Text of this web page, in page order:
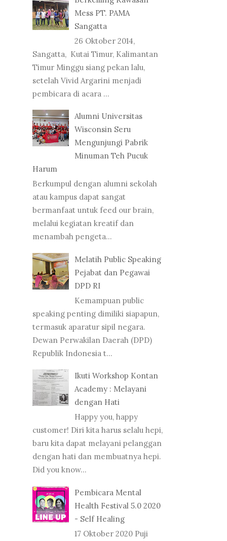
Mess PT. PAMA
Sangatta
26 Oktober 2014,
Sangatta, Kutai Timur, Kalimantan
Timur Minggu siang pekan lalu,
setelah Vivid Argarini menjadi
pembicara di acara ...
Alumni Universitas
Wisconsin Seru
Mengunjungi Pabrik
Minuman Teh Pucuk
Harum
Berkumpul dengan alumni sekolah
atau kampus dapat sangat
bermanfaat untuk feed our brain,
melalui kegiatan kreatif dan
menambah pengeta...
Melatih Public Speaking
Pejabat dan Pegawai
DPD RI
Kemampuan public
speaking penting dimiliki siapapun,
termasuk aparatur sipil negara.
Dewan Perwakilan Daerah (DPD)
Republik Indonesia t...
Ikuti Workshop Kontan
Academy : Melayani
dengan Hati
Happy you, happy
customer! Diri kita harus selalu hepi,
baru kita dapat melayani pelanggan
dengan hati dan membuatnya hepi.
Did you know...
Pembicara Mental
Health Festival 5.0 2020
- Self Healing
17 Oktober 2020 Puji